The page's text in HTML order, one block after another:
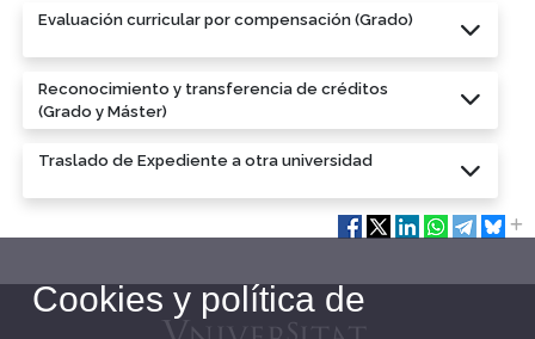
Evaluación curricular por compensación (Grado)
Reconocimiento y transferencia de créditos
(Grado y Máster)
Traslado de Expediente a otra universidad
Cookies y política de